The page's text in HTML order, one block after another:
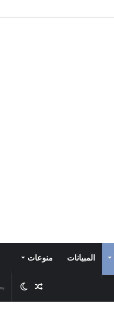
المبيانات منوعات
الوضع مقال